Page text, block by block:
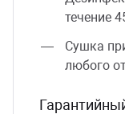
течение
Сушка
любого